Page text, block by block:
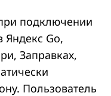
подключении
Яндекс Go,
Заправках,
Пользователь